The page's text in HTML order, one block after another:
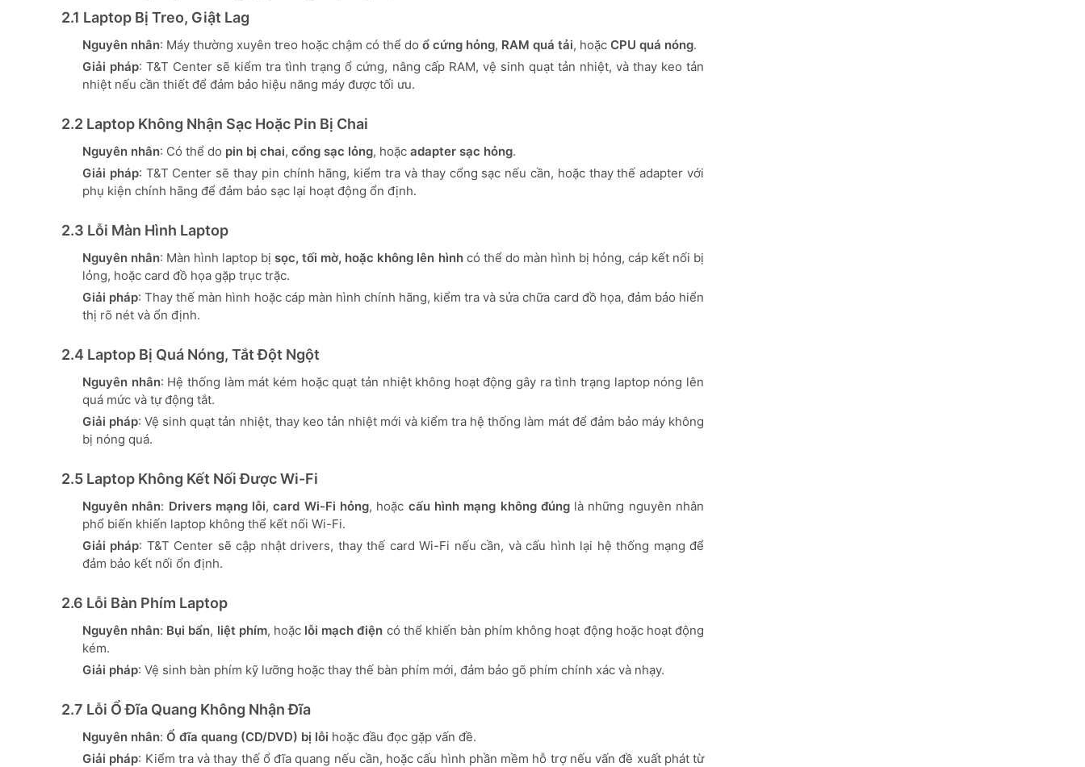
2.1 Laptop Bị Treo, Giật Lag
Nguyên nhân: Máy thường xuyên treo hoặc chậm có thể do ổ cứng hỏng, RAM quá tải, hoặc CPU quá nóng.
Giải pháp: T&T Center sẽ kiểm tra tình trạng ổ cứng, nâng cấp RAM, vệ sinh quạt tản nhiệt, và thay keo tản
nhiệt nếu cần thiết để đảm bảo hiệu năng máy được tối ưu.
2.2 Laptop Không Nhận Sạc Hoặc Pin Bị Chai
Nguyên nhân: Có thể do pin bị chai, cổng sạc lỏng, hoặc adapter sạc hỏng.
Giải pháp: T&T Center sẽ thay pin chính hãng, kiểm tra và thay cổng sạc nếu cần, hoặc thay thế adapter với
phụ kiện chính hãng để đảm bảo sạc lại hoạt động ổn định.
2.3 Lỗi Màn Hình Laptop
Nguyên nhân: Màn hình laptop bị sọc, tối mờ, hoặc không lên hìnhcó thể do màn hình bị hỏng, cáp kết nối bị
lỏng, hoặc card đồ họa gặp trục trặc.
Giải pháp: Thay thế màn hình hoặc cáp màn hình chính hãng, kiểm tra và sửa chữa card đồ họa, đảm bảo hiển
thị rõ nét và ổn định.
2.4 Laptop Bị Quá Nóng, Tắt Đột Ngột
Nguyên nhân: Hệ thống làm mát kém hoặc quạt tản nhiệt không hoạt động gây ra tình trạng laptop nóng lên
quá mức và tự động tắt.
Giải pháp: Vệ sinh quạt tản nhiệt, thay keo tản nhiệt mới và kiểm tra hệ thống làm mát để đảm bảo máy không
bị nóng quá.
2.5 Laptop Không Kết Nối Được Wi-Fi
Nguyên nhân: Drivers mạng lỗi,card Wi-Fi hỏng, hoặc cấu hình mạng không đúnglà những nguyên nhân
phổ biến khiến laptop không thể kết nối Wi-Fi.
Giải pháp: T&T Center sẽ cập nhật drivers, thay thế card Wi-Fi nếu cần, và cấu hình lại hệ thống mạng để
đảm bảo kết nối ổn định.
2.6 Lỗi Bàn Phím Laptop
Nguyên nhân: Bụi bẩn, liệt phím, hoặc lỗi mạch điện có thể khiến bàn phím không hoạt động hoặc hoạt động
kém.
Giải pháp: Vệ sinh bàn phím kỹ lưỡng hoặc thay thế bàn phím mới, đảm bảo gõ phím chính xác và nhạy.
2.7 Lỗi Ổ Đĩa Quang Không Nhận Đĩa
Nguyên nhân: Ổ đĩa quang (CD/DVD) bị lỗi hoặc đầu đọc gặp vấn đề.
Giải pháp: Kiểm tra và thay thế ổ đĩa quang nếu cần, hoặc cấu hình phần mềm hỗ trợ nếu vấn đề xuất phát từ